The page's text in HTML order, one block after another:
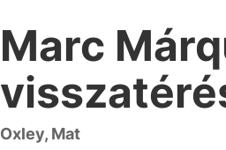
Marc
Oxley, Mat